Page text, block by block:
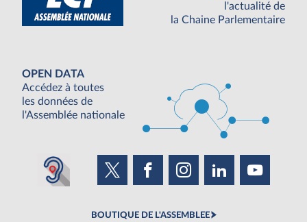
l'actualité de
la Chaine Parlementaire
OPEN DATA
Accédez à toutes
les données de
l'Assemblée nationale
BOUTIQUE DE L'ASSEMBLEE